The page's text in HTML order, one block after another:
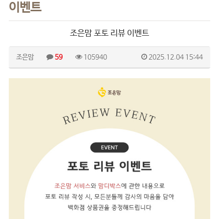
이벤트
조은맘 포토 리뷰 이벤트
조은맘 59 105940 2025.12.04 15:44